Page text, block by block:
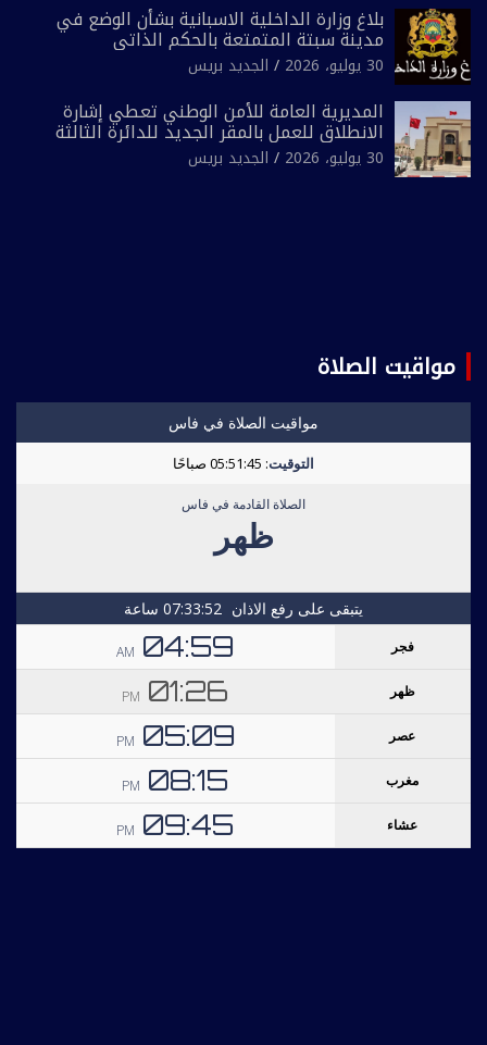
بلاغ وزارة الداخلية الاسبانية بشأن الوضع في
مدينة سبتة المتمتعة بالحكم الذاتي
30 يوليو، 2026 الجديد بريس
المديرية العامة للأمن الوطني تعطي إشارة
الانطلاق للعمل بالمقر الجديد للدائرة الثالثة
للشرطة بولاية أمن العيون
30 يوليو، 2026 الجديد بريس
مواقيت الصلاة